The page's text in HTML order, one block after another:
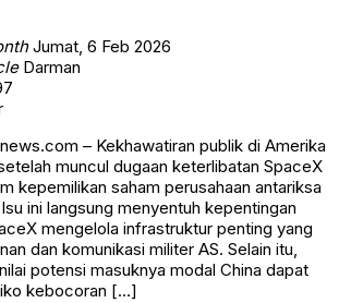
Jumat, 6 Feb 2026
Darman
– Kekhawatiran publik di Amerika
muncul dugaan keterlibatan SpaceX
kepemilikan saham perusahaan antariksa
ini langsung menyentuh kepentingan
mengelola infrastruktur penting yang
dan komunikasi militer AS. Selain itu,
potensi masuknya modal China dapat
kebocoran […]